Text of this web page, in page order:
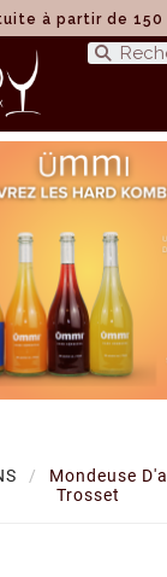
à partir de
Mondeuse
Trosset